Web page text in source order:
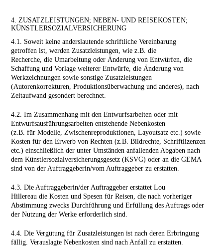
4. ZUSATZLEISTUNGEN; NEBEN- UND REISEKOSTEN;
KÜNSTLERSOZIALVERSICHERUNG
4.1. Soweit keine anderslautende schriftliche Vereinbarung
getroffen ist, werden Zusatzleistungen, wie z.B. die
Recherche, die Umarbeitung oder Änderung von Entwürfen, die
Schaffung und Vorlage weiterer Entwürfe, die Änderung von
Werkzeichnungen sowie sonstige Zusatzleistungen
(Autorenkorrekturen, Produktionsüberwachung und anderes), nach
Zeitaufwand gesondert berechnet.
4.2. Im Zusammenhang mit den Entwurfsarbeiten oder mit
Entwurfsausführungsarbeiten entstehende Nebenkosten
(z.B. für Modelle, Zwischenreproduktionen, Layoutsatz etc.) sowie
Kosten für den Erwerb von Rechten (z.B. Bild­rechte, Schriftlizenzen
etc.) einschließlich der unter Umständen anfallenden Abgaben nach
dem Künstler­sozial­versicherungsgesetz (KSVG) oder an die GEMA
sind von der Auftraggeberin/vom Auftraggeber zu erstatten.
4.3. Die Auftraggeberin/der Auftraggeber erstattet Lou
Hillereau die Kosten und Spesen für Reisen, die nach vorheriger
Abstimmung zwecks Durchführung und Erfüllung des Auftrags oder
der Nutzung der Werke erforderlich sind.
4.4. Die Vergütung für Zusatzleistungen ist nach deren Erbringung
fällig. Verauslagte Nebenkosten sind nach Anfall zu erstatten.